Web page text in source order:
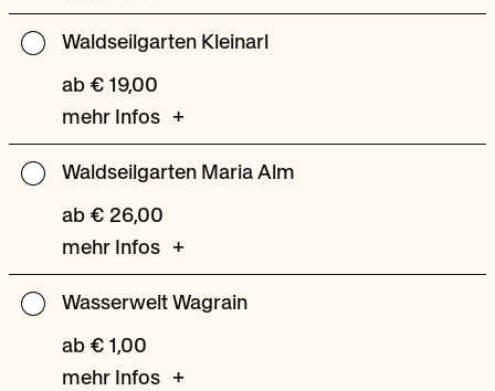
Waldseilgarten
Kleinarl
Waldseilgarten Kleinarl
ab € 19,00
mehr Infos
Waldseilgarten
Maria
Waldseilgarten Maria Alm
ab € 26,00
mehr Infos
Wasserwelt
Wagrain
Wasserwelt Wagrain
ab € 1,00
mehr Infos